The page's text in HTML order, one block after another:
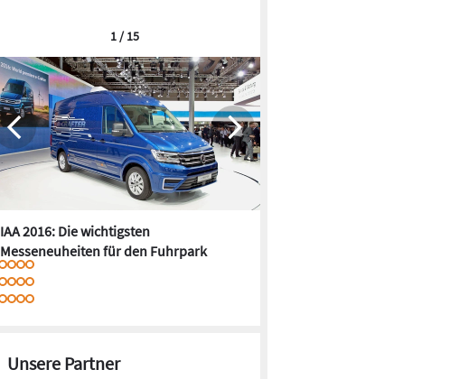
IAA 2016: Die wichtigsten
Messeneuheiten für den Fuhrpark
1 / 15
Unsere Partner